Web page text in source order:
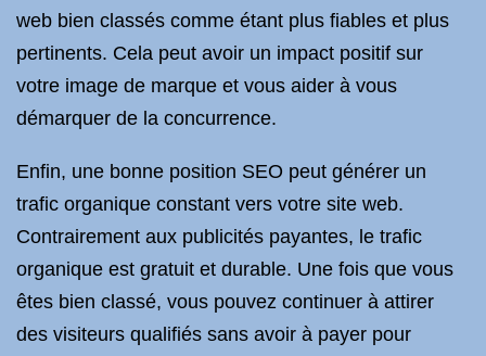
web bien classés comme étant plus fiables et plus
pertinents. Cela peut avoir un impact positif sur
votre image de marque et vous aider à vous
démarquer de la concurrence.
Enfin, une bonne position SEO peut générer un
trafic organique constant vers votre site web.
Contrairement aux publicités payantes, le trafic
organique est gratuit et durable. Une fois que vous
êtes bien classé, vous pouvez continuer à attirer
des visiteurs qualifiés sans avoir à payer pour